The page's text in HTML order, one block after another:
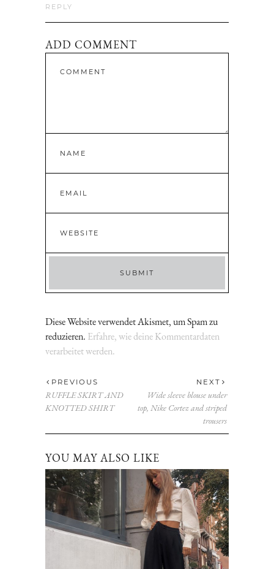
REPLY
ADD COMMENT
Diese Website verwendet Akismet, um Spam zu
reduzieren. Erfahre, wie deine Kommentardaten
verarbeitet werden.
PREVIOUS
RUFFLE SKIRT AND
KNOTTED SHIRT
NEXT
Wide sleeve blouse under
top, Nike Cortez and striped
trousers
YOU MAY ALSO LIKE